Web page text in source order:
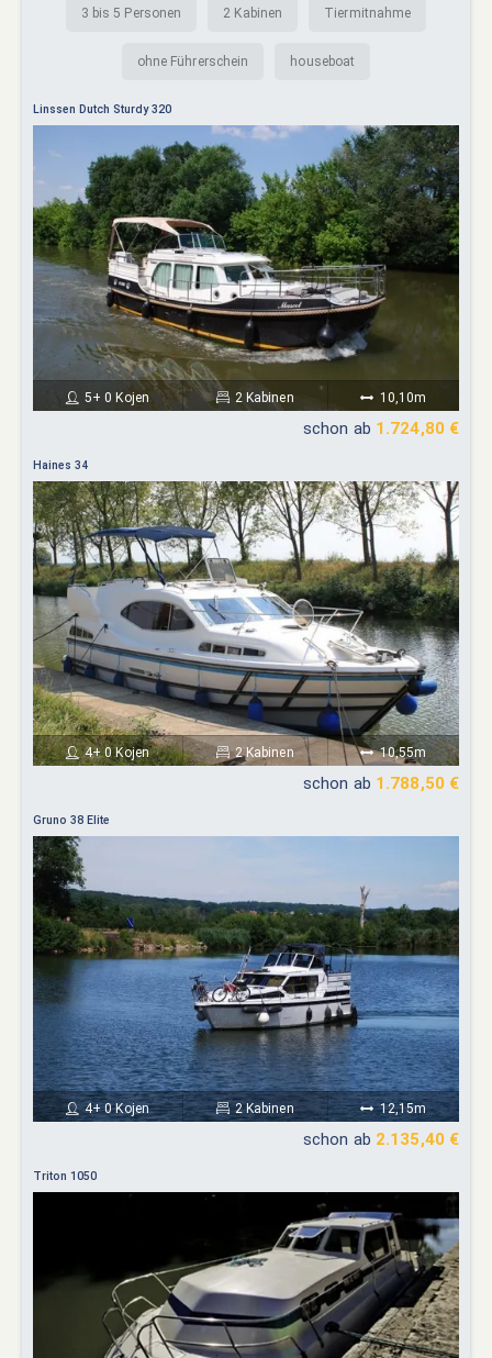
3 bis 5 Personen 2 Kabinen Tiermitnahme
ohne Führerschein houseboat
Linssen Dutch Sturdy 320
5+ 0 Kojen 2 Kabinen 10,10m
schon ab 1.724,80 €
Haines 34
4+ 0 Kojen 2 Kabinen 10,55m
schon ab 1.788,50 €
Gruno 38 Elite
4+ 0 Kojen 2 Kabinen 12,15m
schon ab 2.135,40 €
Triton 1050